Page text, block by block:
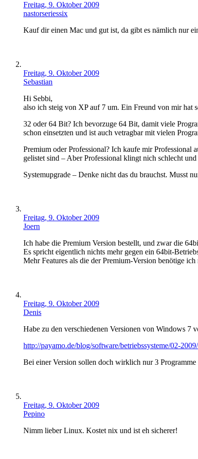
Freitag, 9. Oktober 2009
nastorseriessix
Kauf dir einen Mac und gut ist, da gibt es nämlich nur
Freitag, 9. Oktober 2009
Sebastian
Hi Sebbi,
also ich steig von XP auf 7 um. Ein Freund von mir hat
32 oder 64 Bit? Ich bevorzuge 64 Bit, damit viele
schon einsetzten und ist auch vetragbar mit vielen
Premium oder Professional? Ich kaufe mir
gelistet sind – Aber Professional klingt nich schlecht
Systemupgrade – Denke nicht das du brauchst. Musst
Freitag, 9. Oktober 2009
Joern
Ich habe die Premium Version bestellt, und zwar die
Es spricht eigentlich nichts mehr gegen ein 64bit-
Mehr Features als die der Premium-Version benötige
Freitag, 9. Oktober 2009
Denis
Habe zu den verschiedenen Versionen von Windows 7
http://payamo.de/blog/software/betriebssysteme/02-
Bei einer Version sollen doch wirklich nur 3
Freitag, 9. Oktober 2009
Pepino
Nimm lieber Linux. Kostet nix und ist eh sicherer!